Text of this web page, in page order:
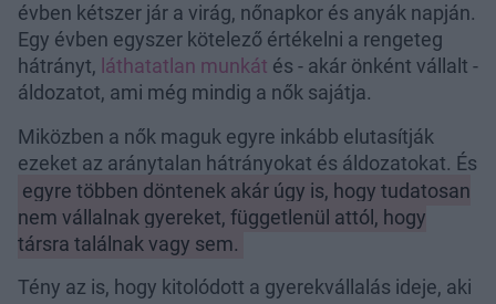
évben kétszer jár a virág, nőnapkor és anyák napján.
Egy évben egyszer kötelező értékelni a rengeteg
hátrányt, láthatatlan munkát és - akár önként vállalt -
áldozatot, ami még mindig a nők sajátja.
Miközben a nők maguk egyre inkább elutasítják
ezeket az aránytalan hátrányokat és áldozatokat. És
egyre többen döntenek akár úgy is, hogy tudatosan
nem vállalnak gyereket, függetlenül attól, hogy
társra találnak vagy sem.
Tény az is, hogy kitolódott a gyerekvállalás ideje, aki